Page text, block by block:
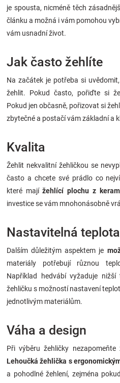
Přihlášení
je spousta, nicméně těch
článku a možná i vám pomohou
vám usnadní život.
Jak často žehlíte
Na začátek je potřeba si
žehlit. Pokud často, pořiďte si
Pokud jen občasně, pořizovat si
zbytečné a postačí vám základní a
Kvalita
Žehlit nekvalitní žehličkou se
často a chcete své prádlo co
které majížehlící plochu z
investice se vám mnohonásobně
Nastavitelná teplota
Dalším důležitým aspektem je
materiály potřebují různou
Například hedvábí vyžaduje
žehličku s možností nastavení
jednotlivým materiálům.
Váha a design
Při výběru žehličky
Lehoučká žehlička s
a pohodlné žehlení, zejména